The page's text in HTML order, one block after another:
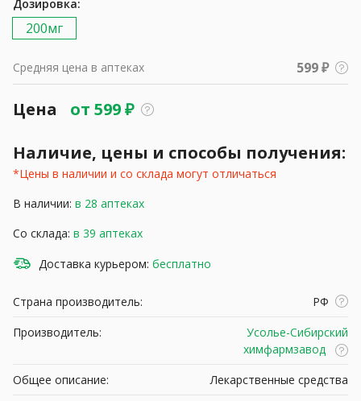
Дозировка:
200мг
Средняя цена в аптеках 599 ₽
Цена от 599₽
Наличие, цены и способы получения:
*Цены в наличии и со склада могут отличаться
В наличии: в 28 аптеках
Со склада: в 39 аптеках
Доставка курьером: бесплатно
Страна производитель:
РФ
Производитель:
Усолье-Сибирский
химфармзавод
Общее описание:
Лекарственные средства